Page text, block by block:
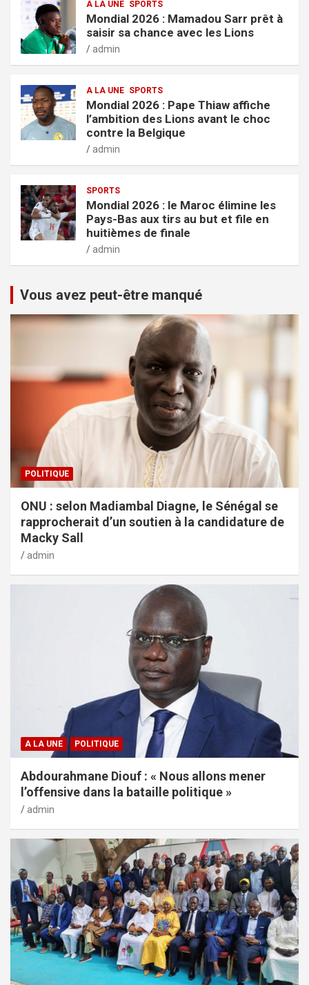
A LA UNE SPORTS
Mondial 2026 : Mamadou Sarr prêt à
saisir sa chance avec les Lions
admin
A LA UNE SPORTS
Mondial 2026 : Pape Thiaw affiche
l’ambition des Lions avant le choc
contre la Belgique
admin
SPORTS
Mondial 2026 : le Maroc élimine les
Pays-Bas aux tirs au but et file en
huitièmes de finale
admin
Vous avez peut-être manqué
POLITIQUE
ONU : selon Madiambal Diagne, le Sénégal se
rapprocherait d’un soutien à la candidature de
Macky Sall
admin
A LA UNE POLITIQUE
Abdourahmane Diouf : « Nous allons mener
l’offensive dans la bataille politique »
admin